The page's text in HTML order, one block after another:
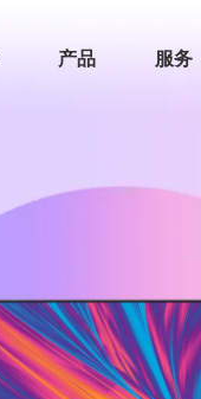
产品 服务